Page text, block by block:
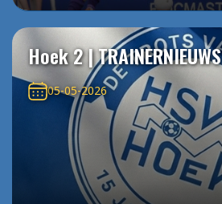
Hoek 2 | TRAINERNIEUWS
05-05-2026